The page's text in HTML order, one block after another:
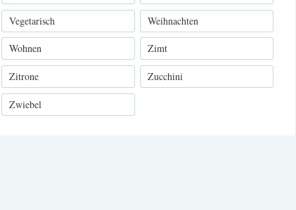
Vegetarisch Weihnachten
Wohnen Zimt
Zitrone Zucchini
Zwiebel